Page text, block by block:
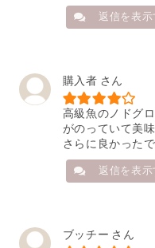
す！
でいただ
思います。
返信を表示
贈り物に
うございま
贈り先様に
だけて、大
またのご
ります！
購入者
高級魚のノドグ
がのっていて美
さらに良かったで
返信を表示
ブッチー